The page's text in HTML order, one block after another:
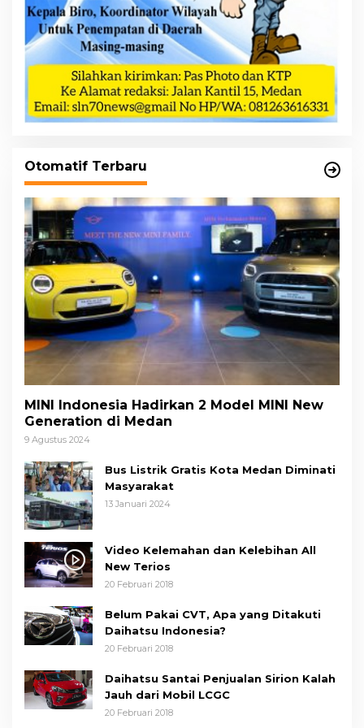
Otomatif Terbaru
MINI Indonesia Hadirkan 2 Model MINI New
Generation di Medan
9 Agustus 2024
Bus Listrik Gratis Kota Medan Diminati
Masyarakat
13 Januari 2024
Video Kelemahan dan Kelebihan All
New Terios
20 Februari 2018
Belum Pakai CVT, Apa yang Ditakuti
Daihatsu Indonesia?
20 Februari 2018
Daihatsu Santai Penjualan Sirion Kalah
Jauh dari Mobil LCGC
20 Februari 2018